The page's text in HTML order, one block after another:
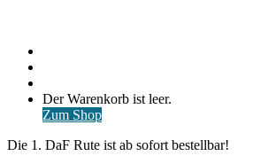
Warenkorb
ansehen
Der Warenkorb ist leer.
Zum Shop
Die 1. DaF Rute ist ab sofort bestellbar!